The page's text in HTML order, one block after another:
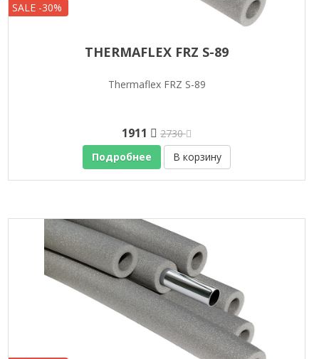
SALE -30%
THERMAFLEX FRZ S-89
Thermaflex FRZ S-89
1911
2730
Подробнее
В корзину